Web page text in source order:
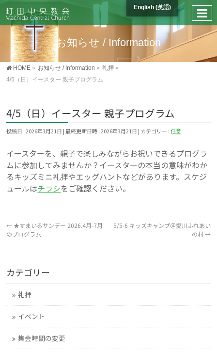
English (英語)
お知らせ / Information
HOME » お知らせ / Information » 礼拝 »
4/5（日）イースター 親子プログラム
4/5（日）イースター 親子プログラム
投稿日 : 2026年3月21日 最終更新日時 : 2026年3月21日 カテゴリー :任意
イースターを、親子で楽しみながらお祝いできるプログラ
ムに参加してみませんか？イースターの本当の意味がわか
るキッズミニ礼拝やエッグハントなどがあります。スケジ
ュールはチラシをご確認ください。
← ★すまいるサンデー 2026.4月-7月
のプログラム
5/5-6 キッズキャンプ＠愛川ふれあい
の村→
カテゴリー
礼拝
イベント
集会時間の変更